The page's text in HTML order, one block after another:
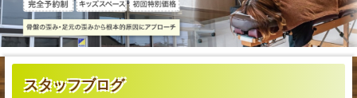
スタッフブログ
よくあるご質問
膝痛
腰痛